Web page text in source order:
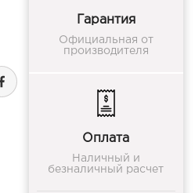
Гарантия
Официальная от
производителя
Оплата
Наличный и
безналичный расчет